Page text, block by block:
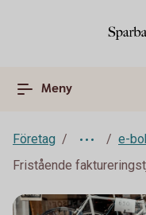
Meny
Företag
e-
Fristående